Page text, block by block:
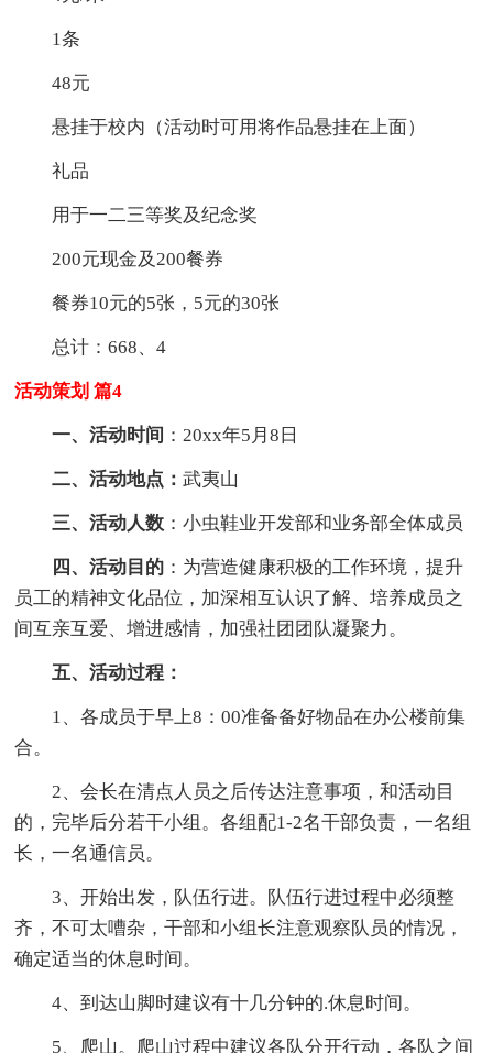
1条
48元
悬挂于校内（活动时可用将作品悬挂在上面）
礼品
用于一二三等奖及纪念奖
200元现金及200餐券
餐券10元的5张，5元的30张
总计：668、4
活动策划 篇4
一、活动时间 ：20xx年5月8日
二、活动地点：武夷山
三、活动人数 ：小虫鞋业开发部和业务部全体成员
四、活动目的 ：为营造健康积极的工作环境，提升
员工的精神文化品位，加深相互认识了解、培养成员之
间互亲互爱、增进感情，加强社团团队凝聚力。
五、活动过程：
1、各成员于早上8：00准备备好物品在办公楼前集
合。
2、会长在清点人员之后传达注意事项，和活动目
的，完毕后分若干小组。各组配1-2名干部负责，一名组
长，一名通信员。
3、开始出发，队伍行进。队伍行进过程中必须整
齐，不可太嘈杂，干部和小组长注意观察队员的情况，
确定适当的休息时间。
4、到达山脚时建议有十几分钟的.休息时间。
5、爬山。爬山过程中建议各队分开行动，各队之间